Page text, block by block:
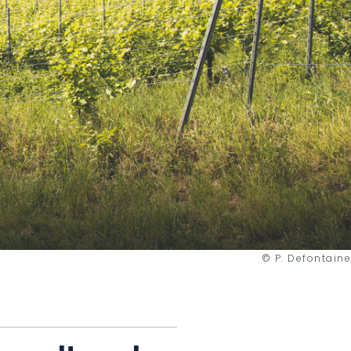
© P. Defontaine